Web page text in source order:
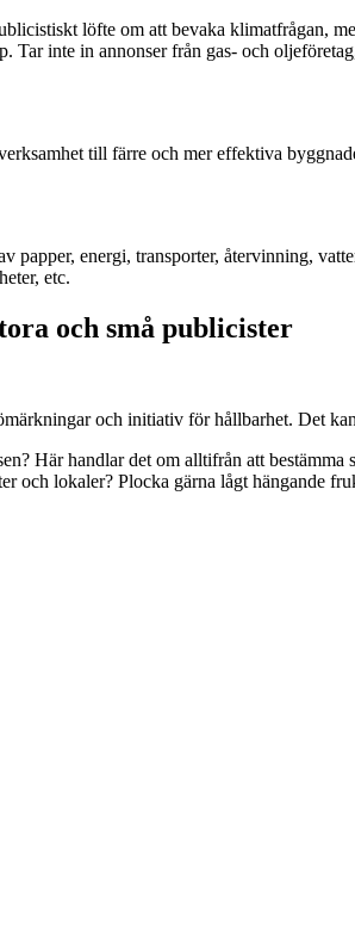
löfte om att bevaka klimatfrågan,
inte in annonser från gas- och
till färre och mer effektiva
energi, transporter, återvinning,
etc.
och små publicister
och initiativ för hållbarhet. Det
Här handlar det om alltifrån att
lokaler? Plocka gärna lågt hängande